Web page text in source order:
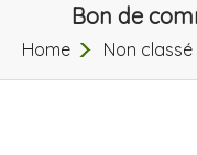
Bon de
Home Non classé